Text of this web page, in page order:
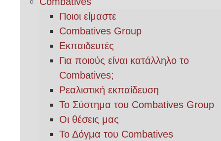
Ποιοι είμαστε
Combatives Group
Εκπαιδευτές
Για ποιούς είναι κατάλληλο το
Combatives;
Ρεαλιστική εκπαίδευση
Το Σύστημα του Combatives Group
Οι θέσεις μας
Το Δόγμα του Combatives